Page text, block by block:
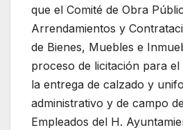
que el Comité de Obra
Arrendamientos y
de Bienes, Muebles e
proceso de licitación para
la entrega de calzado y
administrativo y de campo
Empleados del H.